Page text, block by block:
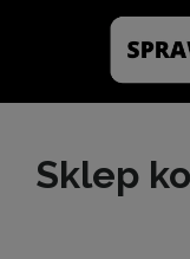
Sklep